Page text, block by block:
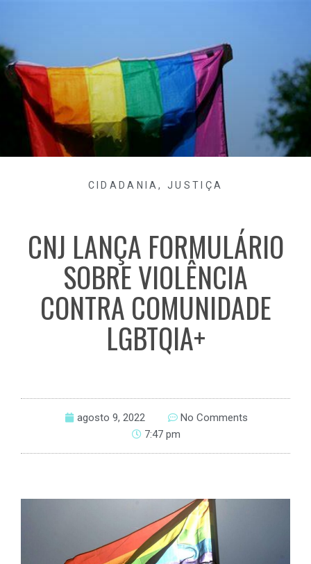
CIDADANIA,JUSTIÇA
CNJ LANÇA FORMULÁRIO
SOBRE VIOLÊNCIA
CONTRA COMUNIDADE
LGBTQIA+
agosto 9, 2022
No Comments
7:47 pm